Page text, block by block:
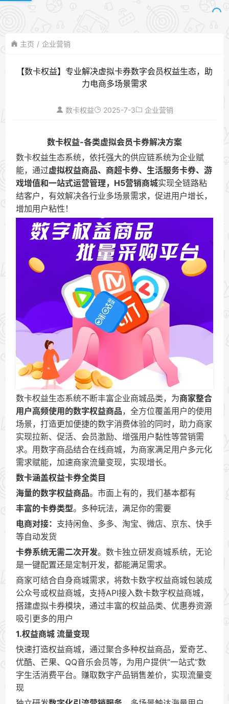
主页 企业营销
【数卡权益】专业解决虚拟卡券数字会员权益生态，助
力电商多场景需求
数卡权益 2025-7-3 企业营销
数卡权益-各类虚拟会员卡券解决方案
数卡权益生态系统，依托强大的供应链系统为企业赋
能，通过虚拟权益商品、商超卡券、生活服务卡券、游
戏增值和一站式运营管理，H5营销商城实现全链路粘
结客户，有效解决各行业多场景需求，促进用户增长，
增加用户粘性！
数卡权益生态系统不断丰富企业商城品类，为商家整合
用户高频使用的数字权益商品，全方位覆盖用户的使用
场景，打造更加便捷的数字消费体验的同时，助力商家
实现拉新、促活、会员激励、增强用户黏性等营销需
求。用数字商品结合在线商城，为商家满足用户多元化
需求赋能，加速商家流量变现，实现增长。
数卡涵盖权益卡券全类目
海量的数字权益商品。市面上有的，我们基本都有
丰富的卡券类型。多种玩法，满足你的需要
电商对接： 支持闲鱼、多多、淘宝、微店、京东、快手
等自动发货
卡券系统无需二次开发。数卡独立研发商城系统，无论
是一键配置还是定制开发，都能满足需求。
商家可结合自身商城需求，将数卡数字权益商城包装成
公众号或权益商城，支持API接入数卡数字权益商城，
搭建虚拟卡券模块，通过丰富的权益品类、优惠券资源
吸引更多的用户
1.权益商城 流量变现
快速打造权益商城，通过聚合多种权益商品，爱奇艺、
优酷、芒果、QQ音乐会员等，为用户提供“一站式”数
字生活消费平台。赚取数字产品销售差价，实现流量变
现